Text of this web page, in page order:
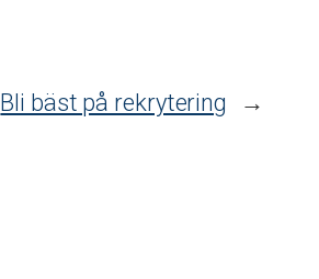
Bli bäst på rekrytering →